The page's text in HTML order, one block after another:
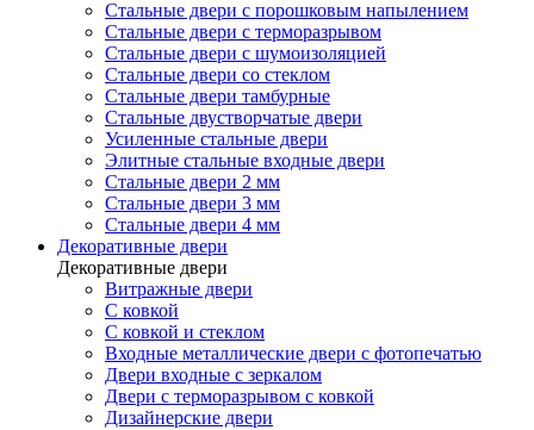
Стальные двери с порошковым напылением
Стальные двери с терморазрывом
Стальные двери с шумоизоляцией
Стальные двери со стеклом
Стальные двери тамбурные
Стальные двустворчатые двери
Усиленные стальные двери
Элитные стальные входные двери
Стальные двери 2 мм
Стальные двери 3 мм
Стальные двери 4 мм
Декоративные двери
Декоративные двери
Витражные двери
С ковкой
С ковкой и стеклом
Входные металлические двери с фотопечатью
Двери входные с зеркалом
Двери с терморазрывом с ковкой
Дизайнерские двери